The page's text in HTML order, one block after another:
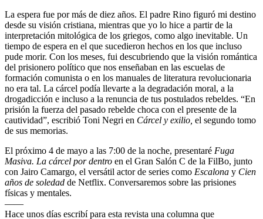
La espera fue por más de diez años. El padre Rino figuró mi destino
desde su visión cristiana, mientras que yo lo hice a partir de la
interpretación mitológica de los griegos, como algo inevitable. Un
tiempo de espera en el que sucedieron hechos en los que incluso
pude morir. Con los meses, fui descubriendo que la visión romántica
del prisionero político que nos enseñaban en las escuelas de
formación comunista o en los manuales de literatura revolucionaria
no era tal. La cárcel podía llevarte a la degradación moral, a la
drogadicción e incluso a la renuncia de tus postulados rebeldes. “En
prisión la fuerza del pasado rebelde choca con el presente de la
cautividad”, escribió Toni Negri en Cárcel y exilio, el segundo tomo
de sus memorias.
El próximo 4 de mayo a las 7:00 de la noche, presentaré Fuga
Masiva. La cárcel por dentro en el Gran Salón C de la FilBo, junto
con Jairo Camargo, el versátil actor de series como Escalona y Cien
años de soledad de Netflix. Conversaremos sobre las prisiones
físicas y mentales.
——
Hace unos días escribí para esta revista una columna que